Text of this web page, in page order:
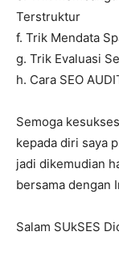
Terstruktur
f. Trik Mendata
g. Trik Evaluasi
h. Cara SEO
Semoga
kepada diri saya
jadi dikemudian
bersama dengan
Salam SUkSES